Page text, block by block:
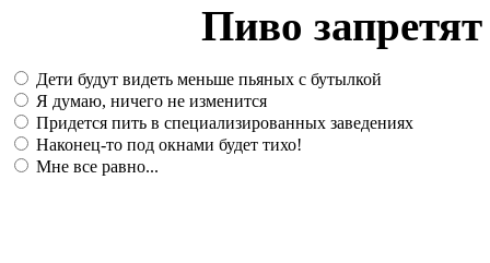
Пиво
Дети будут видеть меньше пьяных с бутылкой
Я думаю, ничего не изменится
Придется пить в специализированных заведениях
Наконец-то под окнами будет тихо!
Мне все равно...